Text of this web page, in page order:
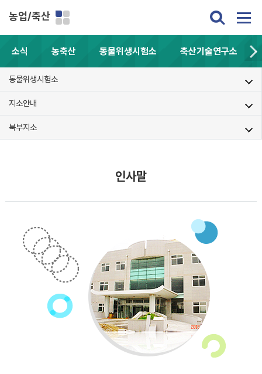
농업/축산
소식 농축산 동물위생시험소 축산기술연구소
동물위생시험소
지소안내
북부지소
인사말